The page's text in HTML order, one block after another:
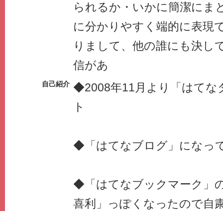
られるか・いかに簡潔にま
に分かりやすく端的に表現
りまして、他の誰にも決し
信があ
自己紹介 ◆2008年11月より「はてな
ト
◆「はてなブログ」になっ
◆「はてなブックマーク」
喜利」っぽくなったので自